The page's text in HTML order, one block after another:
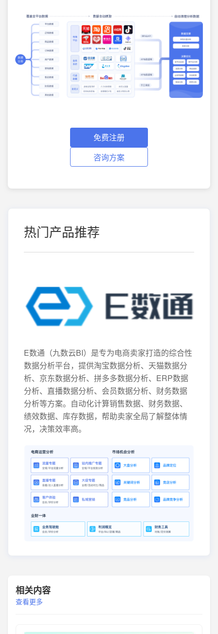
免费注册
咨询方案
热门产品推荐
E数通（九数云BI）是专为电商卖家打造的综合性
数据分析平台，提供淘宝数据分析、天猫数据分
析、京东数据分析、拼多多数据分析、ERP数据
分析、直播数据分析、会员数据分析、财务数据
分析等方案。自动化计算销售数据、财务数据、
绩效数据、库存数据，帮助卖家全局了解整体情
况，决策效率高。
相关内容
查看更多